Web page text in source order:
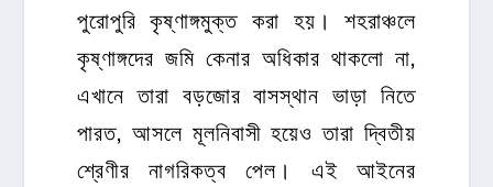
পুরোপুরি কৃষ্ণাঙ্গমুক্ত করা হয়। শহরাঞ্চলে
কৃষ্ণাঙ্গদের জমি কেনার অধিকার থাকলো না,
এখানে তারা বড়জোর বাসস্থান ভাড়া নিতে
পারত, আসলে মূলনিবাসী হয়েও তারা দ্বিতীয়
শ্রেণীর নাগরিকত্ব পেল। এই আইনের